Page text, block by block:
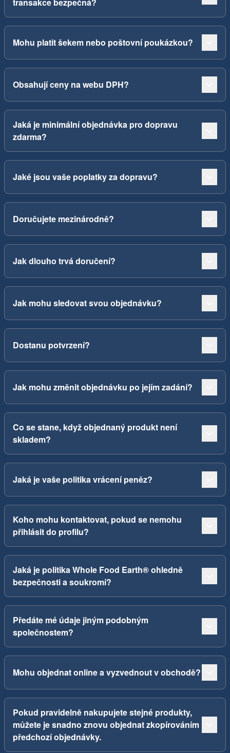
Mohu platit šekem nebo poštovní poukázkou?
Obsahují ceny na webu DPH?
Jaká je minimální objednávka pro dopravu
zdarma?
Jaké jsou vaše poplatky za dopravu?
Doručujete mezinárodně?
Jak dlouho trvá doručení?
Jak mohu sledovat svou objednávku?
Dostanu potvrzení?
Jak mohu změnit objednávku po jejím zadání?
Co se stane, když objednaný produkt není
skladem?
Jaká je vaše politika vrácení peněz?
Koho mohu kontaktovat, pokud se nemohu
přihlásit do profilu?
Jaká je politika Whole Food Earth® ohledně
bezpečnosti a soukromí?
Předáte mé údaje jiným podobným
společnostem?
Mohu objednat online a vyzvednout v obchodě?
Pokud pravidelně nakupujete stejné produkty,
můžete je snadno znovu objednat zkopírováním
předchozí objednávky.